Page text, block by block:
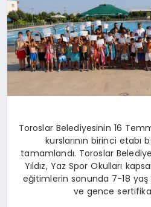
DİĞER
Toroslar Belediyesinin 16
kurslarının birinci etabı
tamamlandı. Toroslar
Yıldız, Yaz Spor Okulları
eğitimlerin sonunda 7-18
ve gence